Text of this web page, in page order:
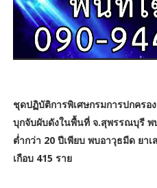
ชุดปฏิบัติการพิเศษกรมการปกครอง
บุกจับผับดังในพื้นที่ จ.สุพรรณบุรี พ
ต่ำกว่า 20 ปีเพียบ พบอาวุธมีด ยา
เกือบ 415 ราย